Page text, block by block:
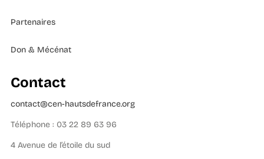
Partenaires
Don & Mécénat
Contact
contact@cen-hautsdefrance.org
Téléphone : 03 22 89 63 96
4 Avenue de l’étoile du sud